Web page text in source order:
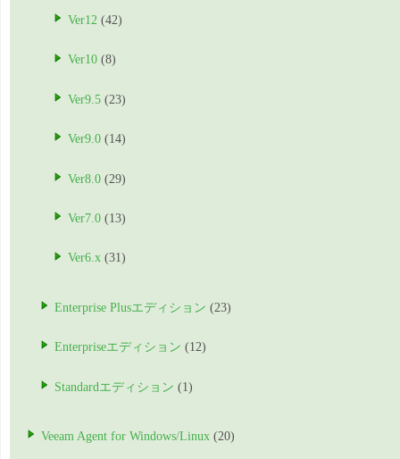
Ver12 (42)
Ver10 (8)
Ver9.5 (23)
Ver9.0 (14)
Ver8.0 (29)
Ver7.0 (13)
Ver6.x (31)
Enterprise Plusエディション (23)
Enterpriseエディション (12)
Standardエディション (1)
Veeam Agent for Windows/Linux (20)